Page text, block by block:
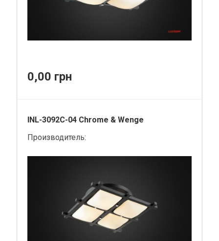
0,00 грн
INL-3092C-04 Chrome & Wenge
Производитель: